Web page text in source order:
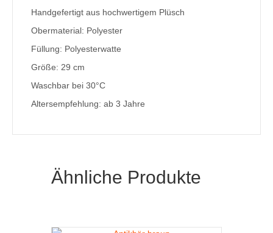
Handgefertigt aus hochwertigem Plüsch
Obermaterial: Polyester
Füllung: Polyesterwatte
Größe: 29 cm
Waschbar bei 30°C
Altersempfehlung: ab 3 Jahre
Ähnliche Produkte